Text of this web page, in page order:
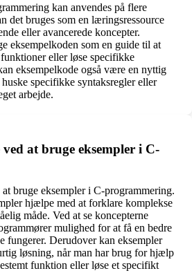
kan anvendes på flere
det bruges som en læringsressource
eller avancerede koncepter.
eksempelkoden som en guide til at
eller løse specifikke
eksempelkode også være en nyttig
specifikke syntaksregler eller
arbejde.
at bruge eksempler i C-
bruge eksempler i C-programmering.
hjælpe med at forklare komplekse
måde. Ved at se koncepterne
mulighed for at få en bedre
fungerer. Derudover kan eksempler
løsning, når man har brug for hjælp
funktion eller løse et specifikt